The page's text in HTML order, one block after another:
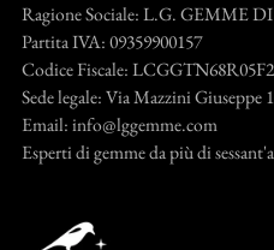
Ragione Sociale: L.G. GEMME
Partita IVA: 09359900157
Codice Fiscale:
Sede legale: Via Mazzini
Email: info@lggemme.com
Esperti di gemme da più di